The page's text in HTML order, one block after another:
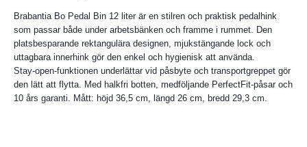
Brabantia Bo Pedal Bin 12 liter är en stilren och praktisk pedalhink
som passar både under arbetsbänken och framme i rummet. Den
platsbesparande rektangulära designen, mjukstängande lock och
uttagbara innerhink gör den enkel och hygienisk att använda.
Stay‑open‑funktionen underlättar vid påsbyte och transportgreppet gör
den lätt att flytta. Med halkfri botten, medföljande PerfectFit‑påsar och
10 års garanti. Mått: höjd 36,5 cm, längd 26 cm, bredd 29,3 cm.